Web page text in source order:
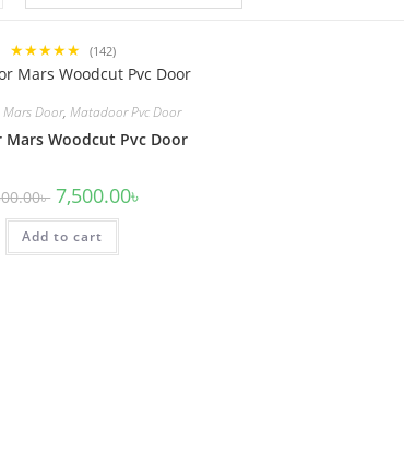
★★★★★ (142)
Mars Door,Matadoor Pvc Door
Mars Woodcut Pvc Door
৳ Original
price
was:
8,500.00৳ .
7,500.00৳
Add to cart